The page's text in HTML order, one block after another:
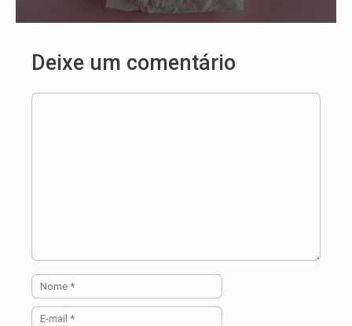
Deixe um comentário
Comentário
Nome
E-